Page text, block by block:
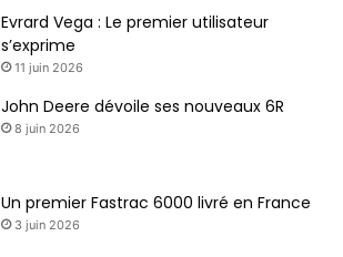
Evrard Vega : Le premier utilisateur
s’exprime
11 juin 2026
John Deere dévoile ses nouveaux 6R
8 juin 2026
Un premier Fastrac 6000 livré en France
3 juin 2026